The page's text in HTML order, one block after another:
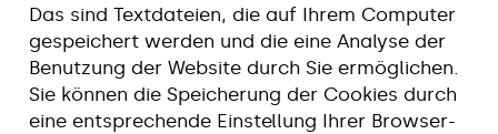
Das sind Textdateien, die auf Ihrem Computer
gespeichert werden und die eine Analyse der
Benutzung der Website durch Sie ermöglichen.
Sie können die Speicherung der Cookies durch
eine entsprechende Einstellung Ihrer Browser-